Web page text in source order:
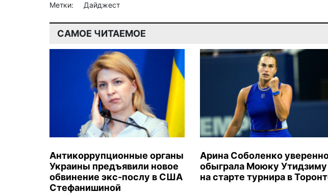
Метки: Дайджест
САМОЕ ЧИТАЕМОЕ
Антикоррупционные органы
Украины предъявили новое
обвинение экс-послу в США
Стефанишиной
Арина Соболенко
обыграла Моюку Утидзиму
на старте турнира в